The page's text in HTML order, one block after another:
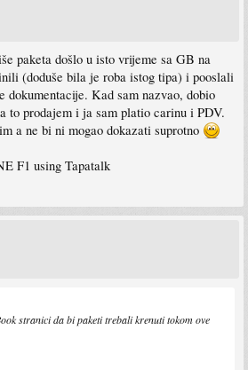
paketa došlo u isto vrijeme sa GB na
(doduše bila je roba istog tipa) i pooslali
dokumentacije. Kad sam nazvao, dobio
to prodajem i ja sam platio carinu i PDV.
a ne bi ni mogao dokazati suprotno
F1 using Tapatalk
stranici da bi paketi trebali krenuti tokom ove